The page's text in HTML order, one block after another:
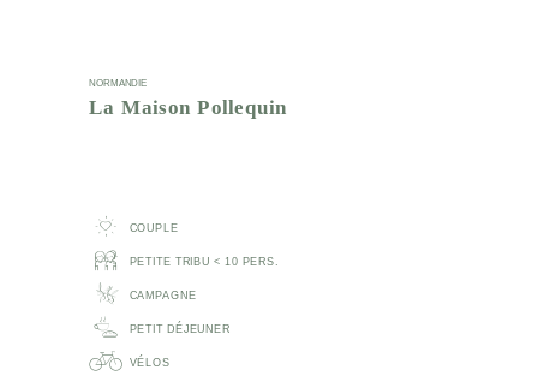
NORMANDIE
La Maison Pollequin
COUPLE
PETITE TRIBU < 10 PERS.
CAMPAGNE
PETIT DÉJEUNER
VÉLOS